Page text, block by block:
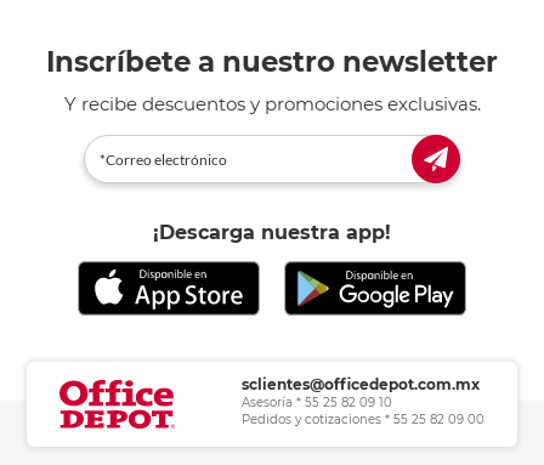
Inscríbete a nuestro newsletter
Y recibe descuentos y promociones exclusivas.
¡Descarga nuestra app!
sclientes@officedepot.com.mx
Asesoría * 55 25 82 09 10
Pedidos y cotizaciones * 55 25 82 09 00